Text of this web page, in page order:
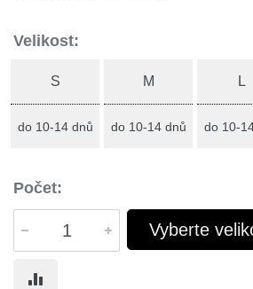
Velikost:
S
do 10-14 dnů
M
do 10-14 dnů
L
do 10-
Počet:
Vyberte